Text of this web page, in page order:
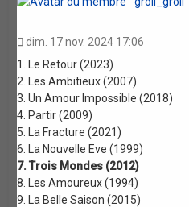
dim. 17 nov. 2024 17:06
1. Le Retour (2023)
2. Les Ambitieux (2007)
3. Un Amour Impossible (2018)
4. Partir (2009)
5. La Fracture (2021)
6. La Nouvelle Eve (1999)
7. Trois Mondes (2012)
8. Les Amoureux (1994)
9. La Belle Saison (2015)